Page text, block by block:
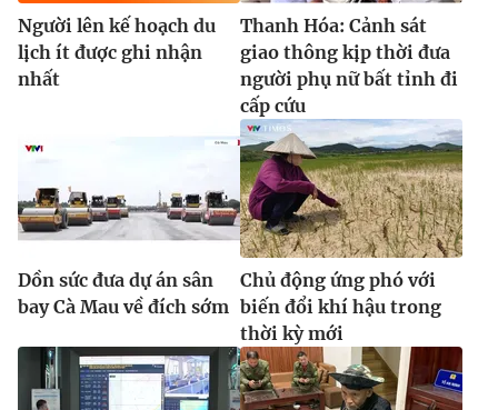
Người lên kế hoạch du
lịch ít được ghi nhận
nhất
Thanh Hóa: Cảnh sát
giao thông kịp thời đưa
người phụ nữ bất tỉnh đi
cấp cứu
Dồn sức đưa dự án sân
bay Cà Mau về đích sớm
Chủ động ứng phó với
biến đổi khí hậu trong
thời kỳ mới